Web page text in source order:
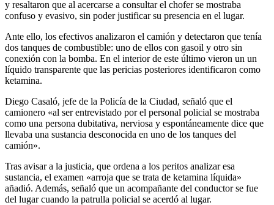
y resaltaron que al acercarse a consultar el chofer se mostraba
confuso y evasivo, sin poder justificar su presencia en el lugar.
Ante ello, los efectivos analizaron el camión y detectaron que tenía
dos tanques de combustible: uno de ellos con gasoil y otro sin
conexión con la bomba. En el interior de este último vieron un un
líquido transparente que las pericias posteriores identificaron como
ketamina.
Diego Casaló, jefe de la Policía de la Ciudad, señaló que el
camionero «al ser entrevistado por el personal policial se mostraba
como una persona dubitativa, nerviosa y espontáneamente dice que
llevaba una sustancia desconocida en uno de los tanques del
camión».
Tras avisar a la justicia, que ordena a los peritos analizar esa
sustancia, el examen «arroja que se trata de ketamina líquida»
añadió. Además, señaló que un acompañante del conductor se fue
del lugar cuando la patrulla policial se acerdó al lugar.